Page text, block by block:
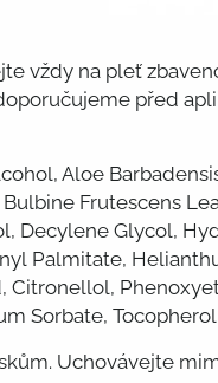
vždy na pleť
před
Aloe
Frutescens
Decylene Glycol,
Palmitate,
Sorbate, Tocopherol
Uchovávejte